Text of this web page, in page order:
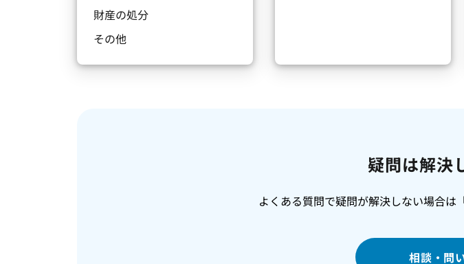
財産の処分
その他
疑問は解決
よくある質問で疑問が解決しない場合は
相談・問